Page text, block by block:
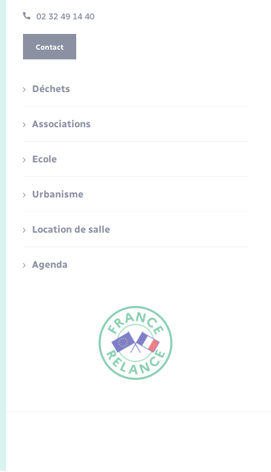
FR
02 32 49 14 40
Contact
Déchets
Associations
Ecole
Urbanisme
Location de salle
Agenda